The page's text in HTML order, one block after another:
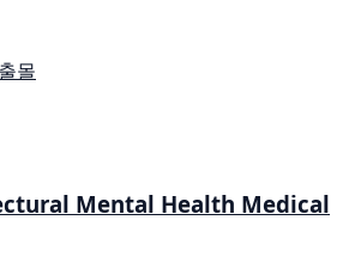
몰
Mental Health Medical